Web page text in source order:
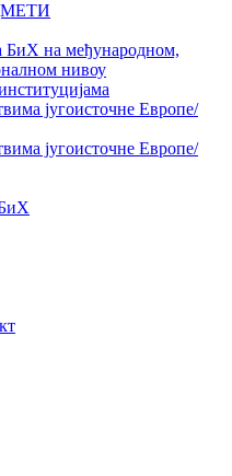
на међународном,
нивоу
југоисточне Европе/
југоисточне Европе/